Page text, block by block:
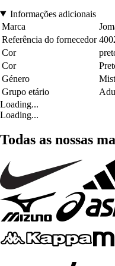
Informações adicionais
Marca
Referência do fornecedor
Cor
Cor
Género
Grupo etário
Loading...
Loading...
Todas as nossas